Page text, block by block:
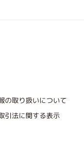
の取り扱いについて
引法に関する表示